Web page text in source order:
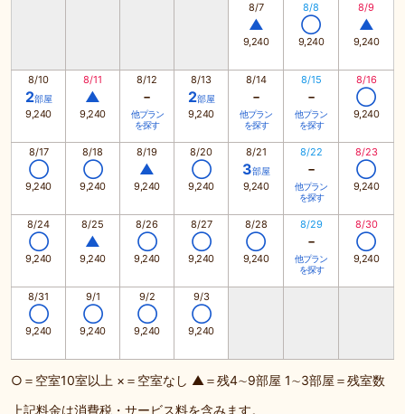
8/7
▲
9,240
8/8
◯
9,240
8/9
▲
9,240
8/10
2部屋
9,240
8/11
▲
9,240
8/12
-
他プラン
を探す
8/13
2部屋
9,240
8/14
-
他プラン
を探す
8/15
-
他プラン
を探す
8/16
◯
9,240
8/17
◯
9,240
8/18
◯
9,240
8/19
▲
9,240
8/20
◯
9,240
8/21
3部屋
9,240
8/22
-
他プラン
を探す
8/23
◯
9,240
8/24
◯
9,240
8/25
▲
9,240
8/26
◯
9,240
8/27
◯
9,240
8/28
◯
9,240
8/29
-
他プラン
を探す
8/30
◯
9,240
8/31
◯
9,240
9/1
◯
9,240
9/2
◯
9,240
9/3
◯
9,240
○＝空室10室以上 ×＝空室なし ▲＝残4∼9部屋 1∼3部屋＝残室数
上記料金は消費税・サービス料を含みます。